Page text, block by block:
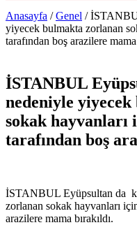
Anasayfa / Genel /
yiyecek bulmakta zorlanan
tarafından boş arazilere mama
İSTANBUL
nedeniyle
sokak hayvanları
tarafından boş
İSTANBUL Eyüpsultan da
zorlanan sokak hayvanları
arazilere mama bırakıldı.